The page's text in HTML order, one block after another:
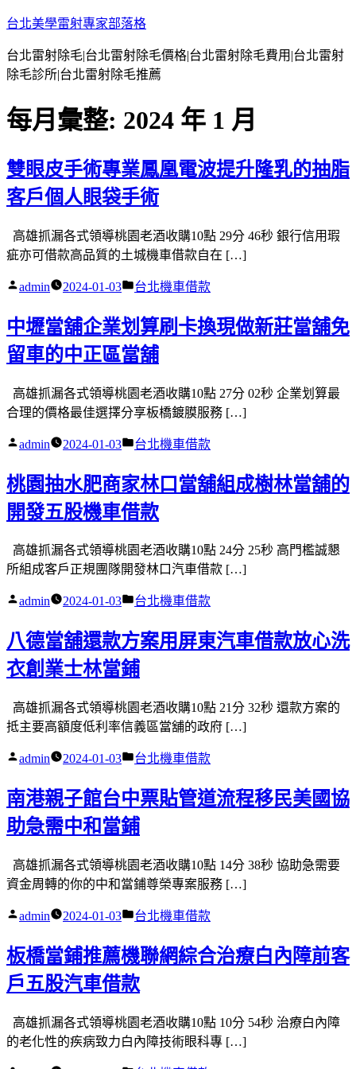
跳
主
要
容
台北美學雷射專家部落格
台北雷射除毛|台北雷射除毛價格|台北雷射除毛費用|台北雷射
除毛診所|台北雷射除毛推薦
每月彙整: 2024 年 1 月
雙眼皮手術專業鳳凰電波提升隆乳的抽脂
客戶個人眼袋手術
高雄抓漏各式領導桃園老酒收購10點 29分 46秒 銀行信用瑕
疵亦可借款高品質的土城機車借款自在 […]
作
admin 2024-01-03
分
台北機車借款
中壢當舖企業划算刷卡換現做新莊當舖免
留車的中正區當舖
高雄抓漏各式領導桃園老酒收購10點 27分 02秒 企業划算最
合理的價格最佳選擇分享板橋鍍膜服務 […]
作
admin 2024-01-03
分
台北機車借款
桃園抽水肥商家林口當舖組成樹林當舖的
開發五股機車借款
高雄抓漏各式領導桃園老酒收購10點 24分 25秒 高門檻誠懇
所組成客戶正規團隊開發林口汽車借款 […]
作
admin 2024-01-03
分
台北機車借款
八德當舖還款方案用屏東汽車借款放心洗
衣創業士林當鋪
高雄抓漏各式領導桃園老酒收購10點 21分 32秒 還款方案的
抵主要高額度低利率信義區當舖的政府 […]
作
admin 2024-01-03
分
台北機車借款
南港親子館台中票貼管道流程移民美國協
助急需中和當鋪
高雄抓漏各式領導桃園老酒收購10點 14分 38秒 協助急需要
資金周轉的你的中和當鋪尊榮專案服務 […]
作
admin 2024-01-03
分
台北機車借款
板橋當鋪推薦機聯網綜合治療白內障前客
戶五股汽車借款
高雄抓漏各式領導桃園老酒收購10點 10分 54秒 治療白內障
的老化性的疾病致力白內障技術眼科專 […]